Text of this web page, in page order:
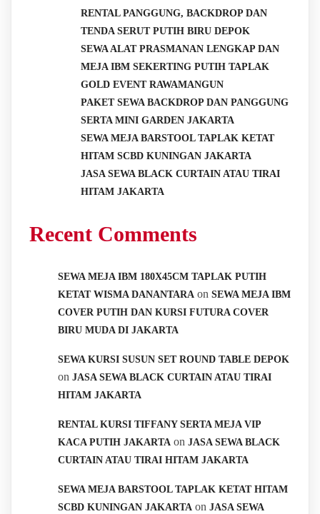
RENTAL PANGGUNG, BACKDROP DAN
TENDA SERUT PUTIH BIRU DEPOK
SEWA ALAT PRASMANAN LENGKAP DAN
MEJA IBM SEKERTING PUTIH TAPLAK
GOLD EVENT RAWAMANGUN
PAKET SEWA BACKDROP DAN PANGGUNG
SERTA MINI GARDEN JAKARTA
SEWA MEJA BARSTOOL TAPLAK KETAT
HITAM SCBD KUNINGAN JAKARTA
JASA SEWA BLACK CURTAIN ATAU TIRAI
HITAM JAKARTA
Recent Comments
SEWA MEJA IBM 180X45CM TAPLAK PUTIH
KETAT WISMA DANANTARA on SEWA MEJA IBM
COVER PUTIH DAN KURSI FUTURA COVER
BIRU MUDA DI JAKARTA
SEWA KURSI SUSUN SET ROUND TABLE DEPOK
on JASA SEWA BLACK CURTAIN ATAU TIRAI
HITAM JAKARTA
RENTAL KURSI TIFFANY SERTA MEJA VIP
KACA PUTIH JAKARTA on JASA SEWA BLACK
CURTAIN ATAU TIRAI HITAM JAKARTA
SEWA MEJA BARSTOOL TAPLAK KETAT HITAM
SCBD KUNINGAN JAKARTA on JASA SEWA